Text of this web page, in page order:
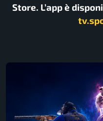
Store. L’app è